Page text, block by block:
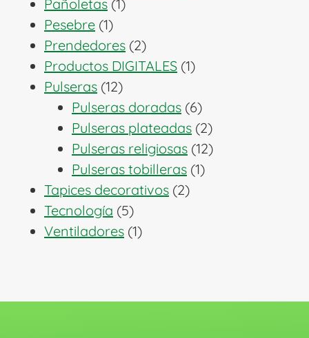
Pañoletas 1
Pesebre 11
producto
Prendedores 22
productos
Productos DIGITALES 11
Pulseras 1212
productos
Pulseras doradas 66
productos
Pulseras plateadas 22
productos
Pulseras religiosas 1212
Pulseras tobilleras 11
Tapices decorativos 22
Tecnología 55
productos
Ventiladores 11